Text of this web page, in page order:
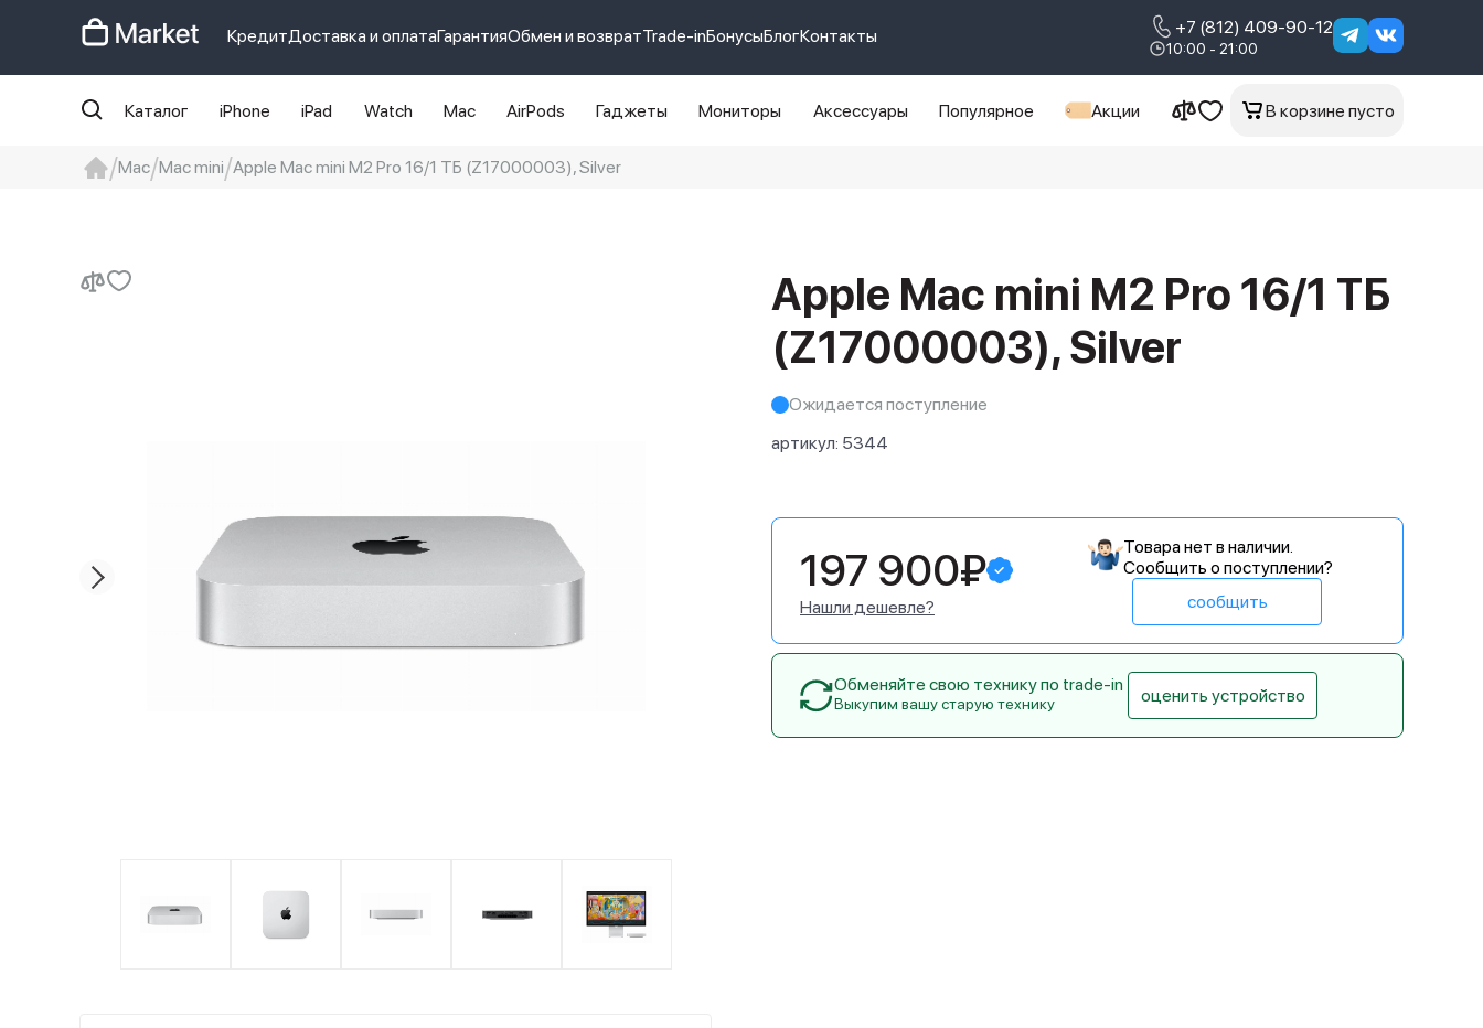
КредитДоставка и оплатаГарантияОбмен и возвратTrade-inБонусыБлогКонтакты +7 (812) 409-90-12
10:00 - 21:00
Каталог iPhone iPad Watch Mac AirPods Гаджеты Мониторы Аксессуары Популярное Акции В корзине пусто
Mac Mac mini Apple Mac mini M2 Pro 16/1 ТБ (Z17000003), Silver
Apple Mac mini M2 Pro 16/1 ТБ
(Z17000003), Silver
Ожидается поступление
артикул: 5344
197 900₽
Нашли дешевле?
Товара нет в наличии.
Сообщить о поступлении?
сообщить
Обменяйте свою технику по trade-in
Выкупим вашу старую технику оценить устройство